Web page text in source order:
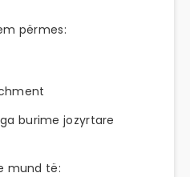
përmes:
burime jozyrtare
mund të: